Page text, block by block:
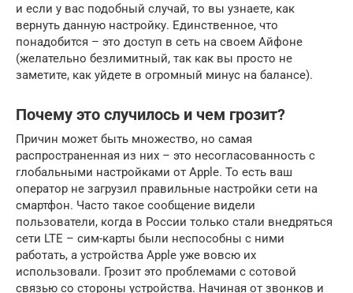
и если у вас подобный случай, то вы узнаете, как
вернуть данную настройку. Единственное, что
понадобится – это доступ в сеть на своем Айфоне
(желательно безлимитный, так как вы просто не
заметите, как уйдете в огромный минус на балансе).
Почему это случилось и чем грозит?
Причин может быть множество, но самая
распространенная из них – это несогласованность с
глобальными настройками от Apple. То есть ваш
оператор не загрузил правильные настройки сети на
смартфон. Часто такое сообщение видели
пользователи, когда в России только стали внедряться
сети LTE – сим-карты были неспособны с ними
работать, а устройства Apple уже вовсю их
использовали. Грозит это проблемами с сотовой
связью со стороны устройства. Начиная от звонков и